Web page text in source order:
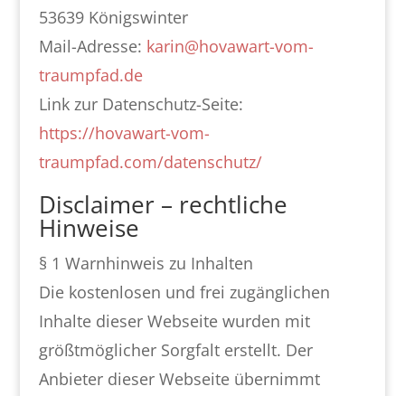
53639 Königswinter
Mail-Adresse: karin@hovawart-vom-
traumpfad.de
Link zur Datenschutz-Seite:
https://hovawart-vom-
traumpfad.com/datenschutz/
Disclaimer – rechtliche
Hinweise
§ 1 Warnhinweis zu Inhalten
Die kostenlosen und frei zugänglichen
Inhalte dieser Webseite wurden mit
größtmöglicher Sorgfalt erstellt. Der
Anbieter dieser Webseite übernimmt